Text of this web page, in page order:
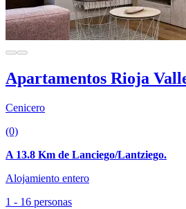
Apartamentos Rioja
Cenicero
(0)
A 13.8 Km de Lanciego/Lantziego.
Alojamiento entero
1 - 16 personas